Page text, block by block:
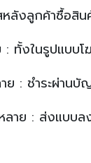
ลังลูกค้าซื้อสิ
: ทั้งในรูปแบ
ย : ชำระผ่าน
ย : ส่งแบบล